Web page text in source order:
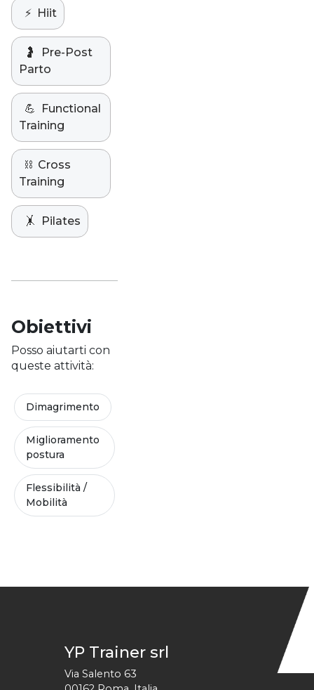
⚡️ Hiit
🤰
Pre-Post
Parto
💪
Functional
Training
⛓️ Cross
Training
🤸 Pilates
Obiettivi
Posso aiutarti con
queste attività:
Dimagrimento
Miglioramento
postura
Flessibilità /
Mobilità
YP Trainer srl
Via Salento 63